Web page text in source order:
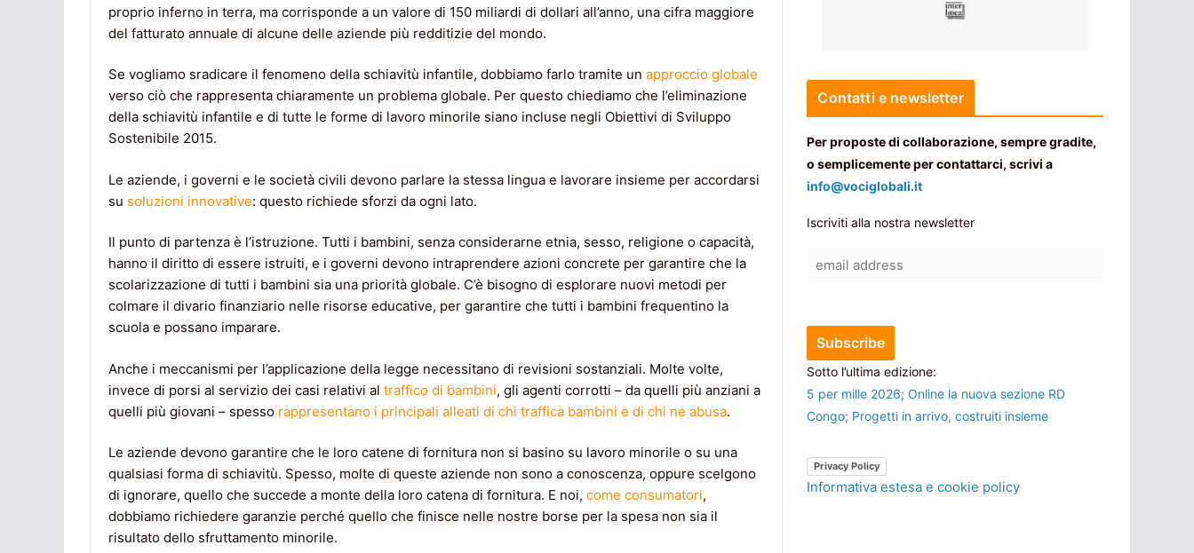
proprio inferno in terra, ma corrisponde a un valore di 150 miliardi di dollari all’anno, una cifra maggiore
del fatturato annuale di alcune delle aziende più redditizie del mondo.
Se vogliamo sradicare il fenomeno della schiavitù infantile, dobbiamo farlo tramite un approccio globale
verso ciò che rappresenta chiaramente un problema globale. Per questo chiediamo che l’eliminazione
della schiavitù infantile e di tutte le forme di lavoro minorile siano incluse negli Obiettivi di Sviluppo
Sostenibile 2015.
Le aziende, i governi e le società civili devono parlare la stessa lingua e lavorare insieme per accordarsi
su soluzioni innovative: questo richiede sforzi da ogni lato.
Il punto di partenza è l’istruzione. Tutti i bambini, senza considerarne etnia, sesso, religione o capacità,
hanno il diritto di essere istruiti, e i governi devono intraprendere azioni concrete per garantire che la
scolarizzazione di tutti i bambini sia una priorità globale. C’è bisogno di esplorare nuovi metodi per
colmare il divario finanziario nelle risorse educative, per garantire che tutti i bambini frequentino la
scuola e possano imparare.
Anche i meccanismi per l’applicazione della legge necessitano di revisioni sostanziali. Molte volte,
invece di porsi al servizio dei casi relativi al traffico di bambini, gli agenti corrotti – da quelli più anziani a
quelli più giovani – spesso rappresentano i principali alleati di chi traffica bambini e di chi ne abusa.
Le aziende devono garantire che le loro catene di fornitura non si basino su lavoro minorile o su una
qualsiasi forma di schiavitù. Spesso, molte di queste aziende non sono a conoscenza, oppure scelgono
di ignorare, quello che succede a monte della loro catena di fornitura. E noi, come consumatori,
dobbiamo richiedere garanzie perché quello che finisce nelle nostre borse per la spesa non sia il
risultato dello sfruttamento minorile.
Contatti e newsletter
Per proposte di collaborazione, sempre gradite,
o semplicemente per contattarci, scrivi a
info@vociglobali.it
Iscriviti alla nostra newsletter
Sotto l’ultima edizione:
5 per mille 2026; Online la nuova sezione RD
Congo; Progetti in arrivo, costruiti insieme
Privacy Policy
Informativa estesa e cookie policy